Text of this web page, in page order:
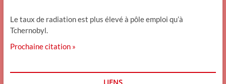
Le taux de radiation est plus élevé à pôle emploi qu’à
Tchernobyl.
Prochaine citation »